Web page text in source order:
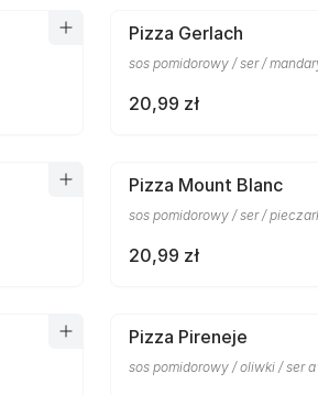
Pizza Gerlach
sos pomidorowy / ser /
20,99 zł
Pizza Mount Blanc
sos pomidorowy / ser /
20,99 zł
Pizza Pireneje
sos pomidorowy / oliwki / ser